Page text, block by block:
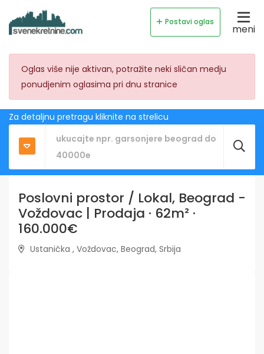
Postavi oglas
meni
Oglas više nije aktivan, potražite neki sličan medju
ponudjenim oglasima pri dnu stranice
Za detaljnu pretragu kliknite na strelicu
Poslovni prostor / Lokal, Beograd -
Voždovac | Prodaja · 62m² ·
160.000€
Ustanička , Voždovac, Beograd, Srbija